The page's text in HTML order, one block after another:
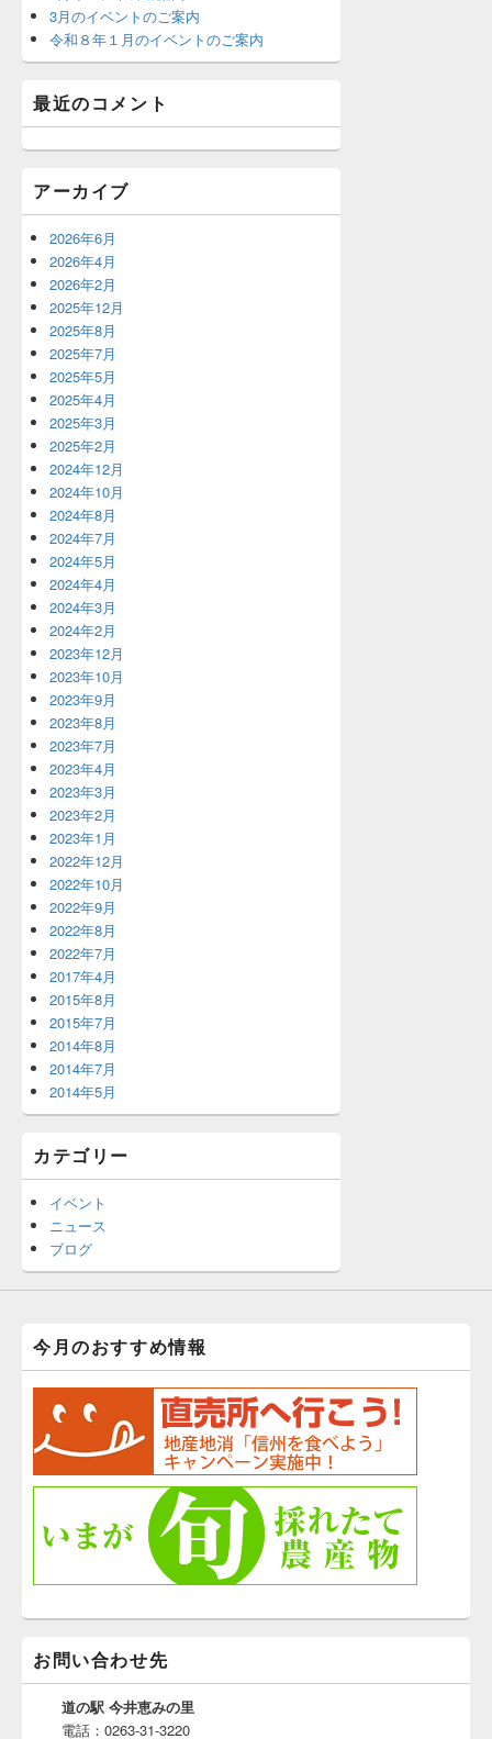
3月のイベントのご案内
令和８年１月のイベントのご案内
最近のコメント
アーカイブ
2026年6月
2026年4月
2026年2月
2025年12月
2025年8月
2025年7月
2025年5月
2025年4月
2025年3月
2025年2月
2024年12月
2024年10月
2024年8月
2024年7月
2024年5月
2024年4月
2024年3月
2024年2月
2023年12月
2023年10月
2023年9月
2023年8月
2023年7月
2023年4月
2023年3月
2023年2月
2023年1月
2022年12月
2022年10月
2022年9月
2022年8月
2022年7月
2017年4月
2015年8月
2015年7月
2014年8月
2014年7月
2014年5月
カテゴリー
イベント
ニュース
ブログ
今月のおすすめ情報
お問い合わせ先
道の駅 今井恵みの里
電話：0263-31-3220